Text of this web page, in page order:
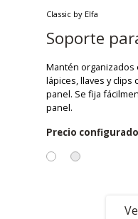
Classic by Elfa
Soporte
Mantén
lápices, llaves y clips
panel. Se fija
panel.
Precio configurado